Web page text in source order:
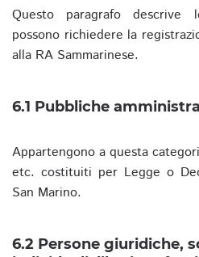
Questo paragrafo
possono richiedere la
alla RA Sammarinese.
6.1 Pubbliche
Appartengono a questa
etc. costituiti per Legge o
San Marino.
6.2 Persone giuridiche,